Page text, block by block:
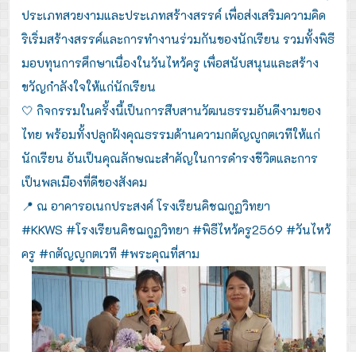
ประเภทสวยงามและประเภทสร้างสรรค์ เพื่อส่งเสริมความคิด
ริเริ่มสร้างสรรค์และการทำงานร่วมกันของนักเรียน รวมทั้งพิธี
มอบทุนการศึกษาเนื่องในวันไหว้ครู เพื่อสนับสนุนและสร้าง
ขวัญกำลังใจให้แก่นักเรียน
🤍 กิจกรรมในครั้งนี้เป็นการสืบสานวัฒนธรรมอันดีงามของ
ไทย พร้อมทั้งปลูกฝังคุณธรรมด้านความกตัญญูกตเวทีให้แก่
นักเรียน อันเป็นคุณลักษณะสำคัญในการดำรงชีวิตและการ
เป็นพลเมืองที่ดีของสังคม
📍 ณ อาคารอเนกประสงค์ โรงเรียนคิชฌกูฏวิทยา
#KKWS #โรงเรียนคิชฌกูฏวิทยา #พิธีไหว้ครู2569 #วันไหว้
ครู #กตัญญูกตเวที #พระคุณที่สาม